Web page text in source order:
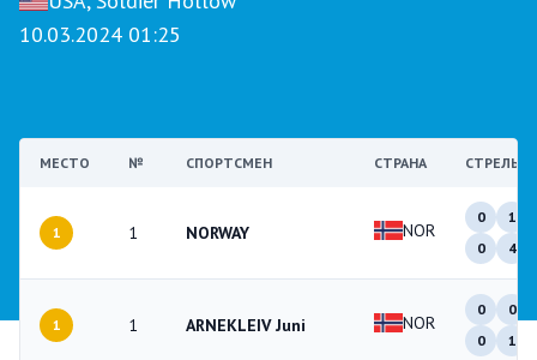
10.03.2024 01:25
МЕСТО № СПОРТСМЕН СТРАНА СТРЕЛЬБА
1 1 NORWAY NOR
0
1
0
4
1 1 ARNEKLEIV Juni NOR
0
0
0
1